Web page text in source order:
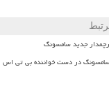
جدید سامسونگ
در دست خواننده بی تی اس